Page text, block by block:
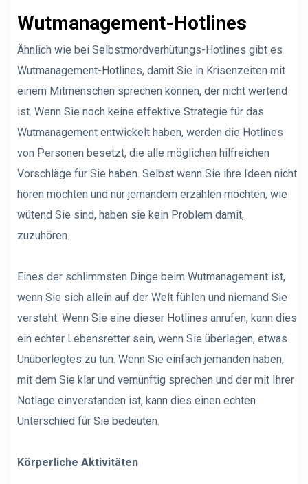
Wutmanagement-Hotlines
Ähnlich wie bei Selbstmordverhütungs-Hotlines gibt es
Wutmanagement-Hotlines, damit Sie in Krisenzeiten mit
einem Mitmenschen sprechen können, der nicht wertend
ist. Wenn Sie noch keine effektive Strategie für das
Wutmanagement entwickelt haben, werden die Hotlines
von Personen besetzt, die alle möglichen hilfreichen
Vorschläge für Sie haben. Selbst wenn Sie ihre Ideen nicht
hören möchten und nur jemandem erzählen möchten, wie
wütend Sie sind, haben sie kein Problem damit,
zuzuhören.
Eines der schlimmsten Dinge beim Wutmanagement ist,
wenn Sie sich allein auf der Welt fühlen und niemand Sie
versteht. Wenn Sie eine dieser Hotlines anrufen, kann dies
ein echter Lebensretter sein, wenn Sie überlegen, etwas
Unüberlegtes zu tun. Wenn Sie einfach jemanden haben,
mit dem Sie klar und vernünftig sprechen und der mit Ihrer
Notlage einverstanden ist, kann dies einen echten
Unterschied für Sie bedeuten.
Körperliche Aktivitäten